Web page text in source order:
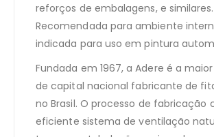
reforços de embalagens, e similares.
Recomendada para ambiente
indicada para uso em pintura
Fundada em 1967, a Adere é a
de capital nacional fabricante de
no Brasil. O processo de fabricação
eficiente sistema de ventilação